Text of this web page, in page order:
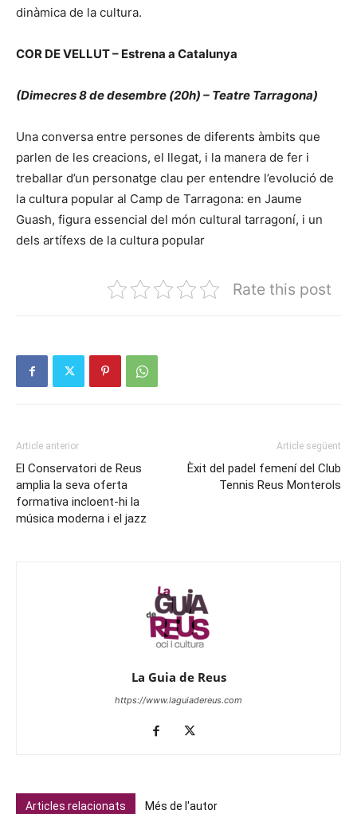
dinàmica de la cultura.
COR DE VELLUT– Estrena a Catalunya
(Dimecres 8 de desembre (20h) – Teatre Tarragona)
Una conversa entre persones de diferents àmbits que
parlen de les creacions, el llegat, i la manera de fer i
treballar d’un personatge clau per entendre l’evolució de
la cultura popular al Camp de Tarragona: en Jaume
Guash, figura essencial del món cultural tarragoní, i un
dels artífexs de la cultura popular
Rate this post
Article anterior
El Conservatori de Reus
amplia la seva oferta
formativa incloent-hi la
música moderna i el jazz
Article següent
Èxit del padel femení del Club
Tennis Reus Monterols
La Guia de Reus
https://www.laguiadereus.com
Articles relacionats Més de l'autor